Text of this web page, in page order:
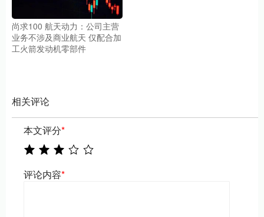
尚求100 航天动力：公司主营
业务不涉及商业航天 仅配合加
工火箭发动机零部件
相关评论
本文评分*
评论内容*